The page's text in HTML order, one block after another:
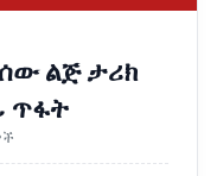
ልጅ ታሪክ
ጥፋት